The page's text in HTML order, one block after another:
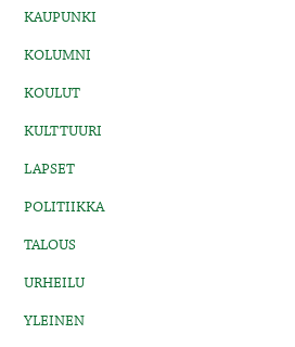
KAUPUNKI
KOLUMNI
KOULUT
KULTTUURI
LAPSET
POLITIIKKA
TALOUS
URHEILU
YLEINEN